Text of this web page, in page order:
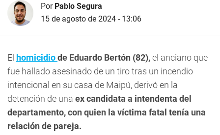
Por Pablo Segura
15 de agosto de 2024 - 13:06
El homicidiode Eduardo Bertón (82),el anciano que
fue hallado asesinado de un tiro tras un incendio
intencional en su casa de Maipú, derivó en la
detención de una ex candidata a intendenta del
departamento, con quien la víctima fatal tenía una
relación de pareja.